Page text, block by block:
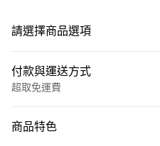
請選擇商品選項
付款與運送方式
超取免運費
信用卡一次付款
商品特色